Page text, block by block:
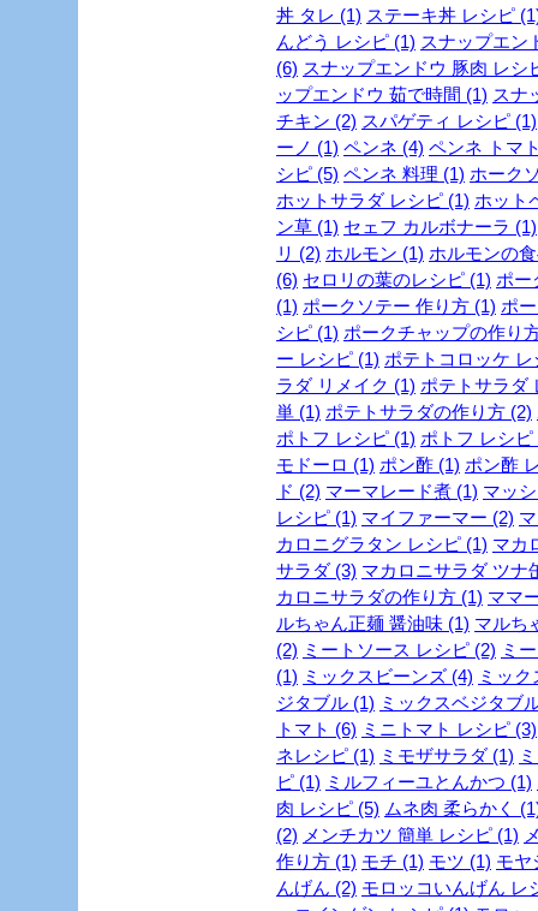
丼 タレ (1) ステーキ丼 レシピ
んどう レシピ (1) スナップエン
(6) スナップエンドウ 豚肉 レシ
ップエンドウ 茹で時間 (1) スナ
チキン (2) スパゲティ レシピ (1)
ーノ (1) ペンネ (4) ペンネ トマ
シピ (5) ペンネ 料理 (1) ホーク
ホットサラダ レシピ (1) ホット
ン草 (1) セェフ カルボナーラ (1)
リ (2) ホルモン (1) ホルモンの
(6) セロリの葉のレシピ (1) ポー
(1) ポークソテー 作り方 (1) ポ
シピ (1) ポークチャップの作り
ー レシピ (1) ポテトコロッケ レ
ラダ リメイク (1) ポテトサラダ
単 (1) ポテトサラダの作り方 (2)
ポトフ レシピ (1) ポトフ レシ
モドーロ (1) ポン酢 (1) ポン酢
ド (2) マーマレード煮 (1) マッ
レシピ (1) マイファーマー (2)
カロニグラタン レシピ (1) マカ
サラダ (3) マカロニサラダ ツナ
カロニサラダの作り方 (1) ママ
ルちゃん正麺 醤油味 (1) マルち
(2) ミートソース レシピ (2) ミ
(1) ミックスビーンズ (4) ミッ
ジタブル (1) ミックスベジタブ
トマト (6) ミニトマト レシピ (3)
ネレシピ (1) ミモザサラダ (1)
ピ (1) ミルフィーユとんかつ (1)
肉 レシピ (5) ムネ肉 柔らかく
(2) メンチカツ 簡単 レシピ (1)
作り方 (1) モチ (1) モツ (1) モヤ
んげん (2) モロッコいんげん レ